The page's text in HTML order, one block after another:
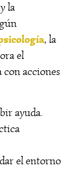
la
, la
el
acciones
ayuda.
el entorno